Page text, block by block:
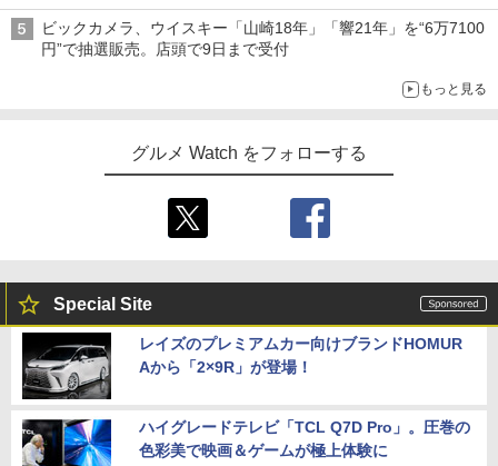
ビックカメラ、ウイスキー「山崎18年」「響21年」を“6万7100
円”で抽選販売。店頭で9日まで受付
もっと見る
グルメ Watch をフォローする
Special Site
レイズのプレミアムカー向けブランドHOMUR
Aから「2×9R」が登場！
ハイグレードテレビ「TCL Q7D Pro」。圧巻の
色彩美で映画＆ゲームが極上体験に